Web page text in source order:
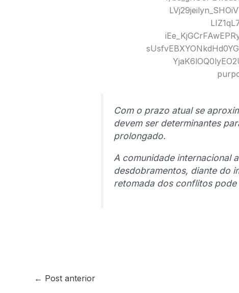
Com o prazo atual se
devem ser determinantes
prolongado.
A comunidade internacional
desdobramentos, diante do
retomada dos conflitos
← Post anterior